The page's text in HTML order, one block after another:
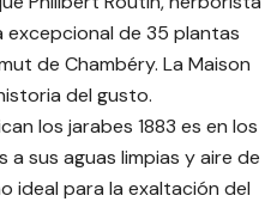
excepcional de 35 plantas
de Chambéry. La Maison
del gusto.
los jarabes 1883 es en los
a sus aguas limpias y aire de
ideal para la exaltación del